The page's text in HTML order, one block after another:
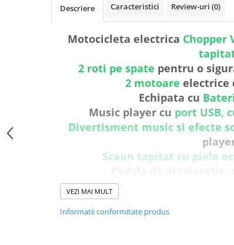
Descriere Caracteristici Review-uri (0)
Motocicleta electrica Chopper
2 roti pe spate pentru o
2 motoare electrice
Echipata cu
Music player cu port USB,
Divertisment music si efecte
Scaun tapitat cu piele
Pornire sistem
VEZI MAI MULT
Informatii conformitate produs